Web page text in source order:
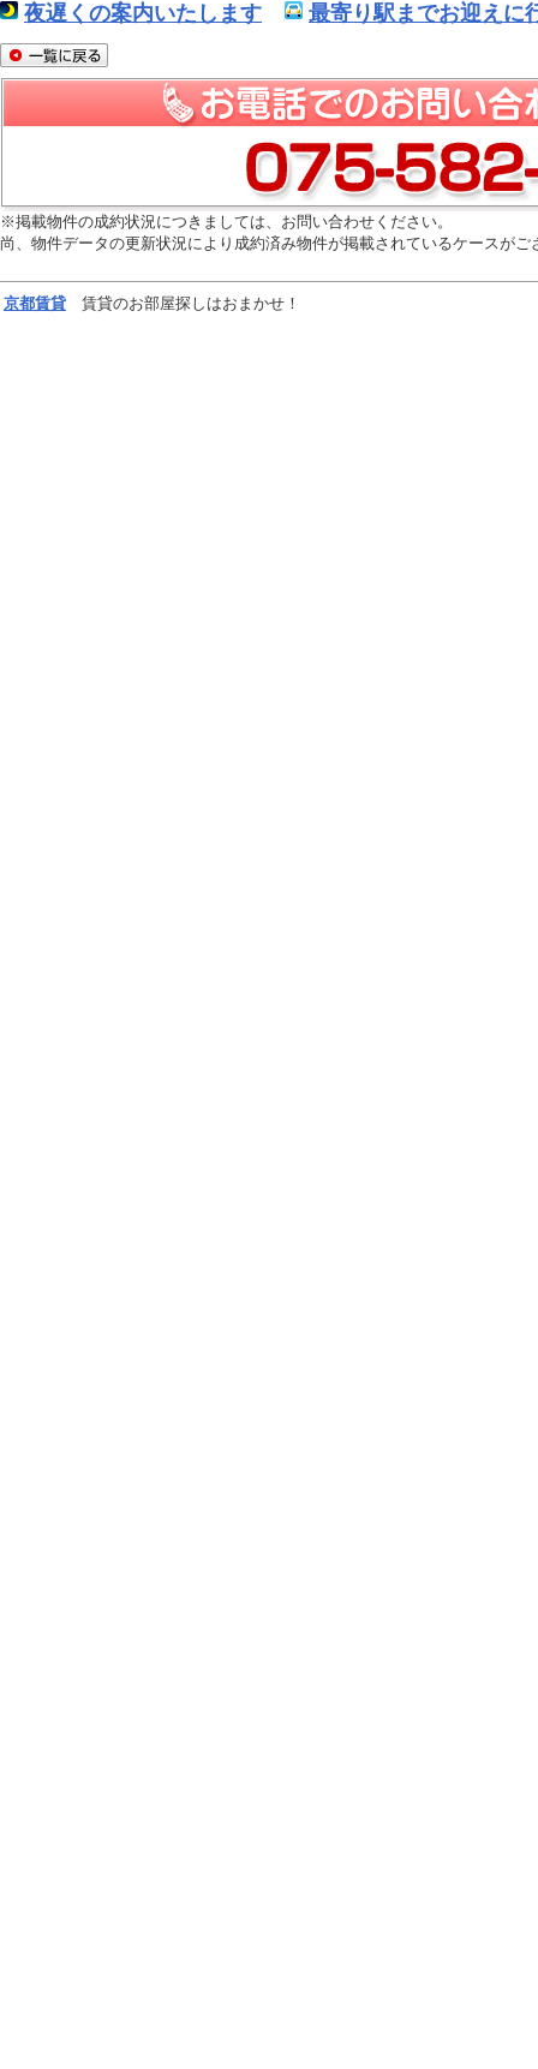
夜遅くの案内いたします 最寄り駅までお迎えに
※掲載物件の成約状況につきましては、お問い合わせください。
尚、物件データの更新状況により成約済み物件が掲載されているケースが
京都賃貸 賃貸のお部屋探しはおまかせ！